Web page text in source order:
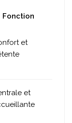
Fonction
et
et